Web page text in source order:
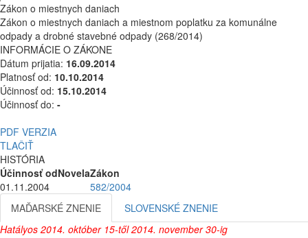
Zákon o miestnych daniach
Zákon o miestnych daniach a miestnom poplatku za komunálne
odpady a drobné stavebné odpady (268/2014)
INFORMÁCIE O ZÁKONE
Dátum prijatia: 16.09.2014
Platnosť od: 10.10.2014
Účinnosť od: 15.10.2014
Účinnosť do: -
PDF VERZIA
TLAČIŤ
HISTÓRIA
Účinnosť odNovelaZákon
01.11.2004
582/2004
MAĎARSKÉ ZNENIE
SLOVENSKÉ ZNENIE
Hatályos 2014. október 15-től 2014. november 30-ig